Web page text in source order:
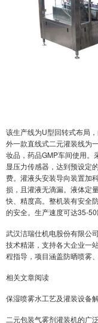
该生产线为U型回转式布局
外一款直线式二元灌装线为
妆品，药品GMP车间使用。
显压力传感器，达到预设定
费。灌液头安装导向装置加
损，且灌液无滴漏。液体定
快、精度高。整机装有安全
的安全。生产速度可达35-50
武汉洁瑞仕机电股份有限公
技术精湛，支持各大企业一
程指导，项目涵盖防晒喷雾
相关文章阅读
保湿喷雾水工艺及灌装设备
二元包装气雾剂灌装机的广